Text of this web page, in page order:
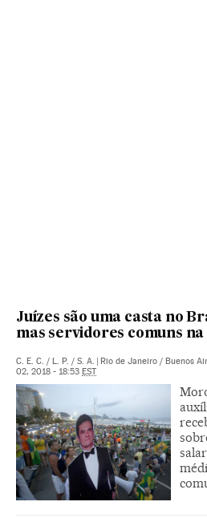
Juízes são uma casta no
mas servidores comuns
C. E. C. / L. P. / S. A. | Rio de Janeiro / Buenos
02, 2018 - 18:53 EST